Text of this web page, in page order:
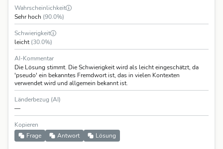
Wahrscheinlichkeit
Sehr hoch (90.0%)
Schwierigkeit
leicht(30.0%)
AI-Kommentar
Die Lösung stimmt. Die Schwierigkeit wird als leicht eingeschätzt, da
'pseudo' ein bekanntes Fremdwort ist, das in vielen Kontexten
verwendet wird und allgemein bekannt ist.
Länderbezug (AI)
—
Kopieren
Frage
Antwort Lösung